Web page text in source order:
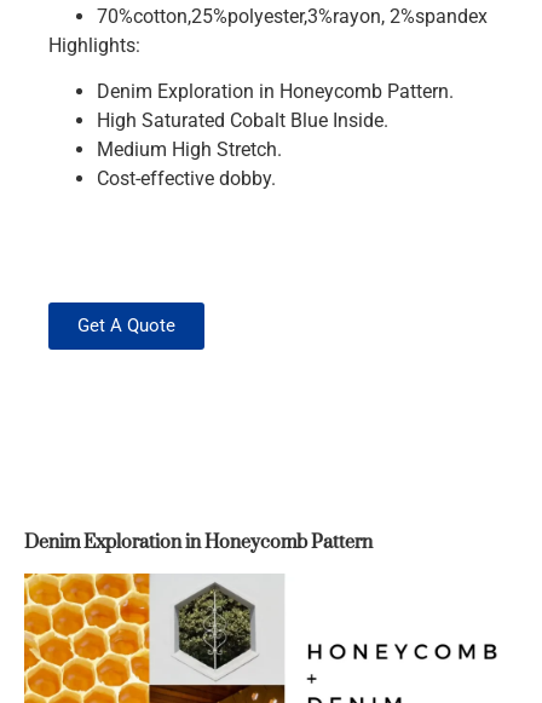
70%cotton,25%polyester,3%rayon, 2%spandex
Highlights:
Denim Exploration in Honeycomb Pattern.
High Saturated Cobalt Blue Inside.
Medium High Stretch.
Cost-effective dobby.
Get A Quote
Denim Exploration in Honeycomb Pattern